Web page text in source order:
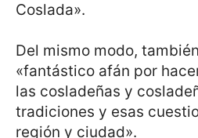
Coslada».
Del mismo modo,
«fantástico afán por
las cosladeñas y
tradiciones y esas
región y ciudad».